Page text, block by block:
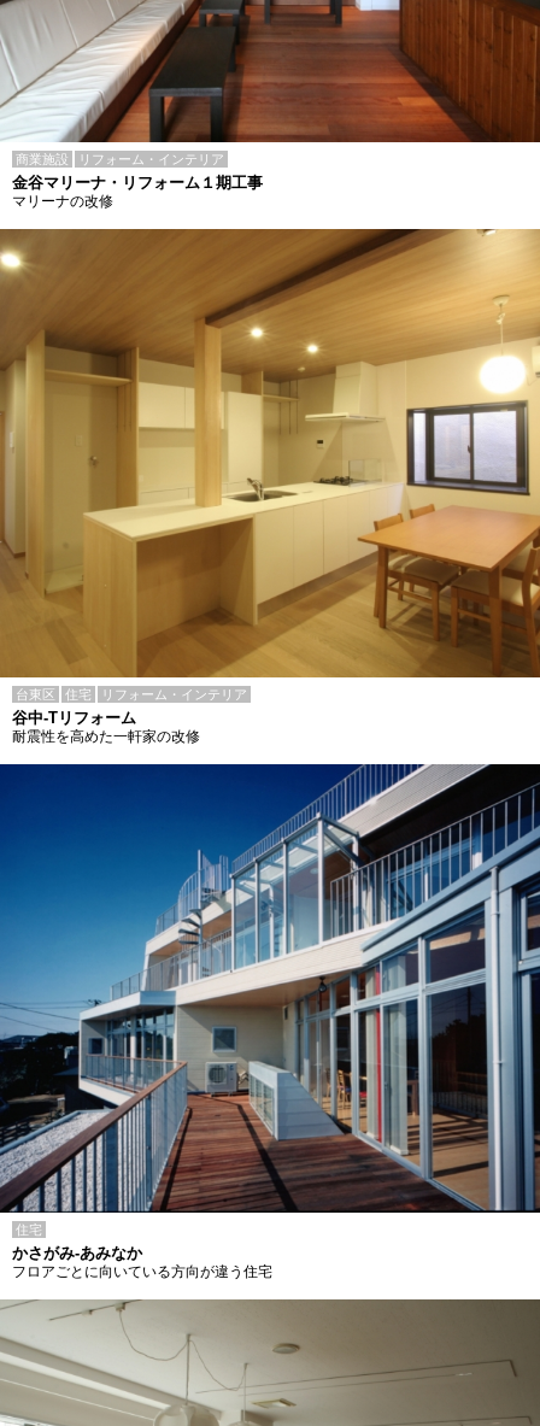
商業施設 リフォーム・インテリア
金谷マリーナ・リフォーム１期工事
マリーナの改修
台東区 住宅 リフォーム・インテリア
谷中-Tリフォーム
耐震性を高めた一軒家の改修
住宅
かさがみ-あみなか
フロアごとに向いている方向が違う住宅